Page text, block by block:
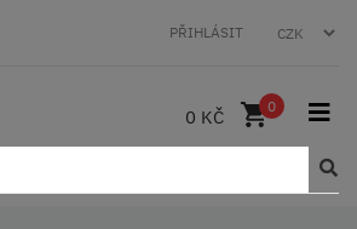
PŘIHLÁSIT
0 KČ 0